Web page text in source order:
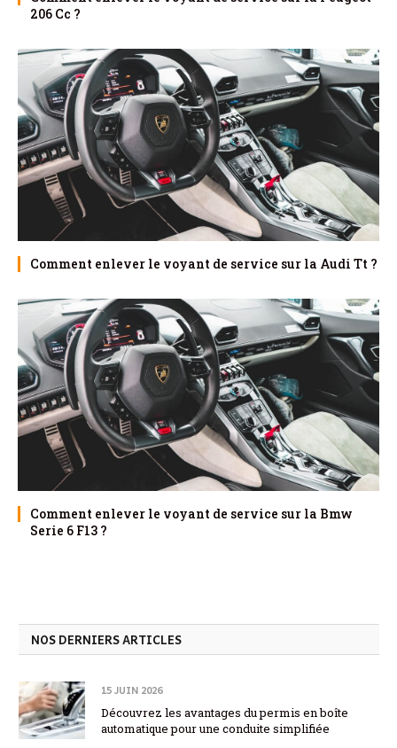
206 Cc ?
Comment enlever le voyant de service sur la Audi Tt ?
Comment enlever le voyant de service sur la Bmw
Serie 6 F13 ?
NOS DERNIERS ARTICLES
15 JUIN 2026
Découvrez les avantages du permis en boîte
automatique pour une conduite simplifiée